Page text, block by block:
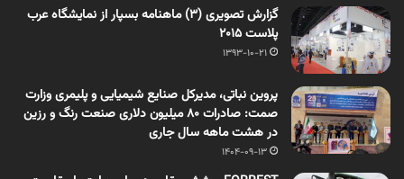
گزارش تصویری (3) ماهنامه بسپار از نمایشگاه عرب
پلاست 2015
1393-10-21
پروین نباتی، مدیرکل صنایع شیمیایی و پلیمری وزارت
صمت: صادرات 80 میلیون دلاری صنعت رنگ و رزین
در هشت ماهه سال جاری
1404-09-13